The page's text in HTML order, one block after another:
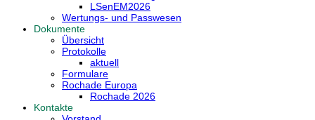
LSenEM2026
Wertungs- und Passwesen
Dokumente
Übersicht
Protokolle
aktuell
Formulare
Rochade Europa
Rochade 2026
Kontakte